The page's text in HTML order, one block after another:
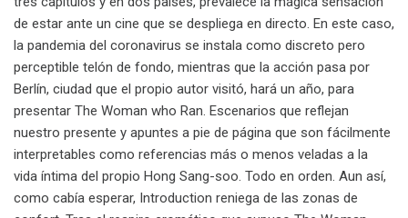
de estar ante un cine que se despliega en directo. En este caso,
la pandemia del coronavirus se instala como discreto pero
perceptible telón de fondo, mientras que la acción pasa por
Berlín, ciudad que el propio autor visitó, hará un año, para
presentar The Woman who Ran. Escenarios que reflejan
nuestro presente y apuntes a pie de página que son fácilmente
interpretables como referencias más o menos veladas a la
vida íntima del propio Hong Sang-soo. Todo en orden. Aun así,
como cabía esperar, Introduction reniega de las zonas de